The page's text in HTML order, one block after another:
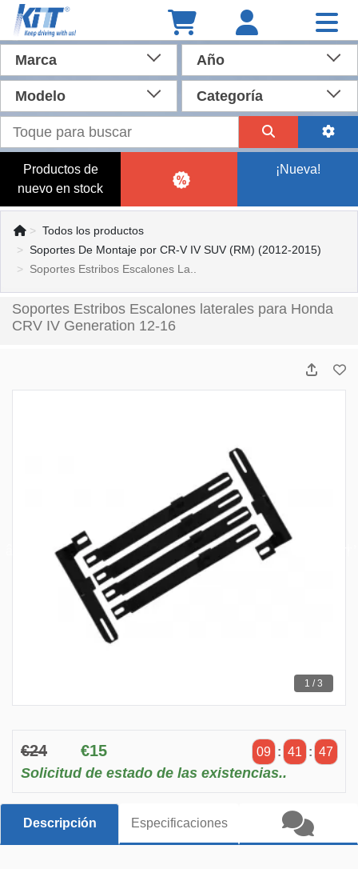
Marca Año
Modelo Categoría
Productos de
nuevo en stock
¡Nueva!
Todos los productos
Soportes De Montaje por CR-V IV SUV (RM) (2012-2015)
Soportes Estribos Escalones La..
Soportes Estribos Escalones laterales para Honda
CRV IV Generation 12-16
1 / 3
€24 €15 09 : 41 : 46
Solicitud de estado de las existencias..
Descripción Especificaciones